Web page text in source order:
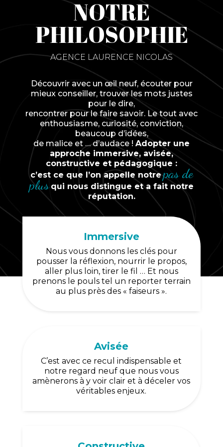
NOTRE
PHILOSOPHIE
AGENCE LAURENCE NICOLAS
Découvrir avec un œil neuf, écouter pour
mieux conseiller, trouver les mots justes
pour le dire,
rencontrer pour le faire savoir. Le tout avec
enthousiasme, curiosité, conviction,
beaucoup d’idées,
de malice et … d’audace ! Adopter une
approche immersive, avisée,
constructive et pédagogique :
c’est ce que l’on appelle notre pas de
plus qui nous distingue et a fait notre
réputation.
Immersive
Nous vous donnons les clés pour
pousser la réflexion, nourrir le propos,
aller plus loin, tirer le fil … Et nous
prenons le pouls tel un reporter terrain
au plus près des « faiseurs ».
Avisée
C’est avec ce recul indispensable et
notre regard neuf que nous vous
amènerons à y voir clair et à déceler vos
véritables enjeux.